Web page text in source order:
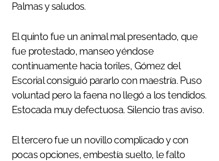
Palmas y saludos.
El quinto fue un animal mal presentado, que
fue protestado, manseo yéndose
continuamente hacia toriles, Gómez del
Escorial consiguió pararlo con maestría. Puso
voluntad pero la faena no llegó a los tendidos.
Estocada muy defectuosa. Silencio tras aviso.
El tercero fue un novillo complicado y con
pocas opciones, embestía suelto, le falto